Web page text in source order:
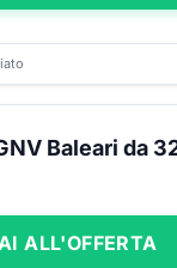
Baleari da
ALL'OFFERTA